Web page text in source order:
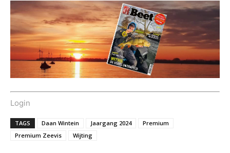
Login
TAGS Daan Wintein Jaargang 2024
Premium
Premium Zeevis
Wijting